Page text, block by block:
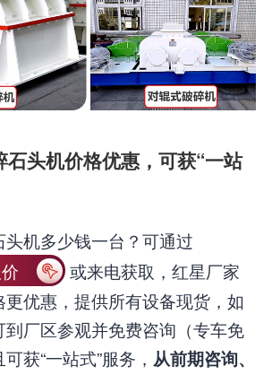
石头机价格优惠，可获“一站
机多少钱一台？可通过
或来电获取，红星厂家
优惠，提供所有设备现货，如
厂区参观并免费咨询（专车免
获“一站式”服务， 从前期咨询、